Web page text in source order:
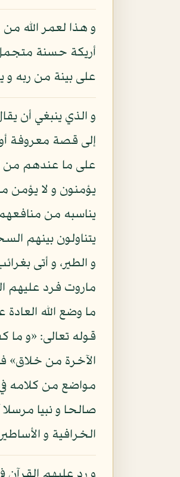
و هذا لعمر الله
أريكة حسنة
على بينة من ربه و
و الذي ينبغي أن
إلى قصة معروفة
على ما عندهم من
يؤمنون و لا يؤمن
يناسبه من
يتناولون بينهم
و الطير، و أتى
ماروت فرد عليهم
ما وضع الله
قوله تعالى: «و ما
الآخرة من خلاق»
مواضع من كلامه في
صالحا و نبيا
الخرافية و